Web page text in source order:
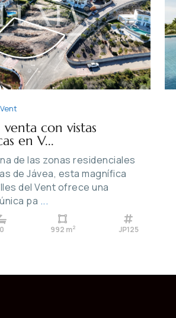
Next
venta con vistas
en V...
de las zonas residenciales
de Jávea, esta magnífica
del Vent ofrece una
pa ...
0 992 m2 JP125